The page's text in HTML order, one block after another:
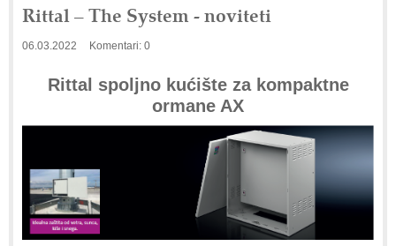
Rittal – The System - noviteti
06.03.2022 Komentari: 0
Rittal spoljno kućište za kompaktne
ormane AX